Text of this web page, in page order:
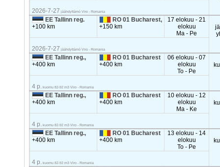
2026-7-27 jäähdyttämö Viro - Romania
EE Tallinn reg.
+100 km
RO 01 Bucharest,
+150 km
17 elokuu - 21
elokuu
Ma - Pe
2026-7-27 jäähdyttämö Viro - Romania
EE Tallinn reg.,
+400 km
RO 01 Bucharest
+400 km
06 elokuu - 07
elokuu
To - Pe
4 p. kuomu 82-92 m3 Viro - Romania
EE Tallinn reg.,
+400 km
RO 01 Bucharest
+400 km
10 elokuu - 12
elokuu
Ma - Ke
4 p. kuomu 82-92 m3 Viro - Romania
EE Tallinn reg.,
+400 km
RO 01 Bucharest
+400 km
13 elokuu - 14
elokuu
To - Pe
4 p. kuomu 82-92 m3 Viro - Romania